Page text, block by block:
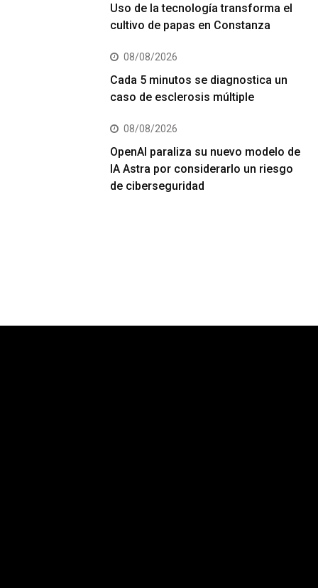
Uso de la tecnología transforma el
cultivo de papas en Constanza
08/08/2026
Cada 5 minutos se diagnostica un
caso de esclerosis múltiple
08/08/2026
OpenAI paraliza su nuevo modelo de
IA Astra por considerarlo un riesgo
de ciberseguridad